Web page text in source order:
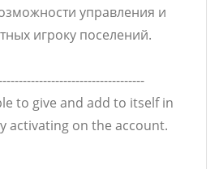
управления и
игроку поселений.
to give and add to itself in
activating on the account.